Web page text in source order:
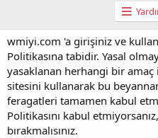
wmiyi.com 'a girişiniz ve
Politikasına tabidir. Yasal
yasaklanan herhangi bir amaç
sitesini kullanarak bu
feragatleri tamamen kabul
Politikasını kabul
bırakmalısınız.